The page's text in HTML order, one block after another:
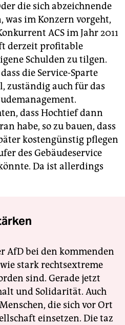
die sich abzeichnende
was im Konzern vorgeht,
ACS im Jahr 2011
derzeit profitable
Schulden zu tilgen.
die Service-Sparte
zuständig auch für das
dass Hochtief dann
habe, so zu bauen, dass
kostengünstig pflegen
des Gebäudeservice
Da ist allerdings
AfD bei den kommenden
stark rechtsextreme
sind. Gerade jetzt
und Solidarität. Auch
die sich vor Ort
einsetzen. Die taz